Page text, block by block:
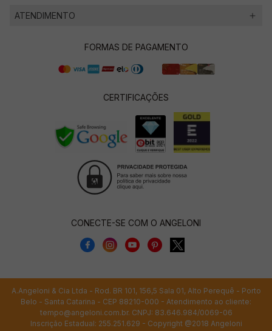
ATENDIMENTO
FORMAS DE PAGAMENTO
CERTIFICAÇÕES
CONECTE-SE COM O ANGELONI
A.Angeloni & Cia Ltda - Rod. BR 101, 156,5 Sala 01, Alto Perequê - Porto
Belo - Santa Catarina - CEP 88210-000 - Atendimento ao cliente:
tempo@angeloni.com.br. CNPJ: 83.646.984/0069-06
Inscrição Estadual: 255.251.629 - Copyright @2018 Angeloni